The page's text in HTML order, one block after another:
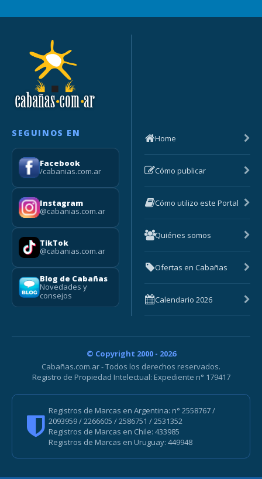
SEGUINOS EN
Facebook
/cabanias.com.ar
Instagram
@cabanias.com.ar
TikTok
@cabanias.com.ar
Blog de Cabañas
Novedades y
consejos
Home
Cómo publicar
Cómo utilizo este Portal
Quiénes somos
Ofertas en Cabañas
Calendario 2026
© Copyright 2000 - 2026
Cabañas.com.ar - Todos los derechos reservados.
Registro de Propiedad Intelectual: Expediente n° 179417
Registros de Marcas en Argentina: n° 2558767 /
2093959 / 2266605 / 2586751 / 2531352
Registros de Marcas en Chile: 433985
Registros de Marcas en Uruguay: 449948